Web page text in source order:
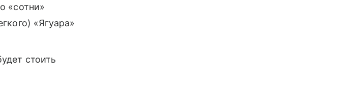
«сотни»
«Ягуара»
стоить